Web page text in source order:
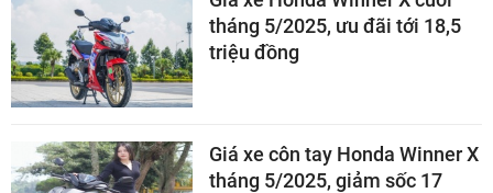
tháng 5/2025, ưu đãi tới 18,5
triệu đồng
Giá xe côn tay Honda Winner X
tháng 5/2025, giảm sốc 17